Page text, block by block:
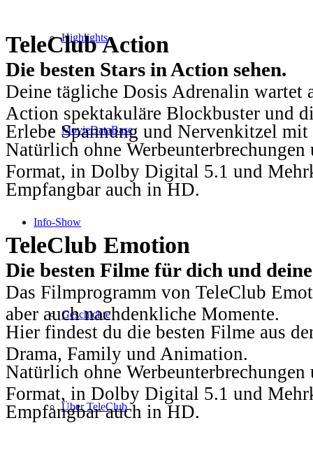
Highlights
MovieDataBase
Info-Show
Geschichte
Über TeleClub
TeleClub Action
Die besten Stars in Action sehen.
Deine tägliche Dosis Adrenalin wartet
Action spektakuläre Blockbuster und
Erlebe Spannung und Nervenkitzel
Natürlich ohne
Format, in Dolby Digital 5.1 und
Empfangbar auch in HD.
TeleClub Emotion
Die besten Filme für dich und
Das Filmprogramm von TeleClub
aber auch nachdenkliche Momente.
Hier findest du die besten Filme aus
Drama, Family und Animation.
Natürlich ohne
Format, in Dolby Digital 5.1 und
Empfangbar auch in HD.